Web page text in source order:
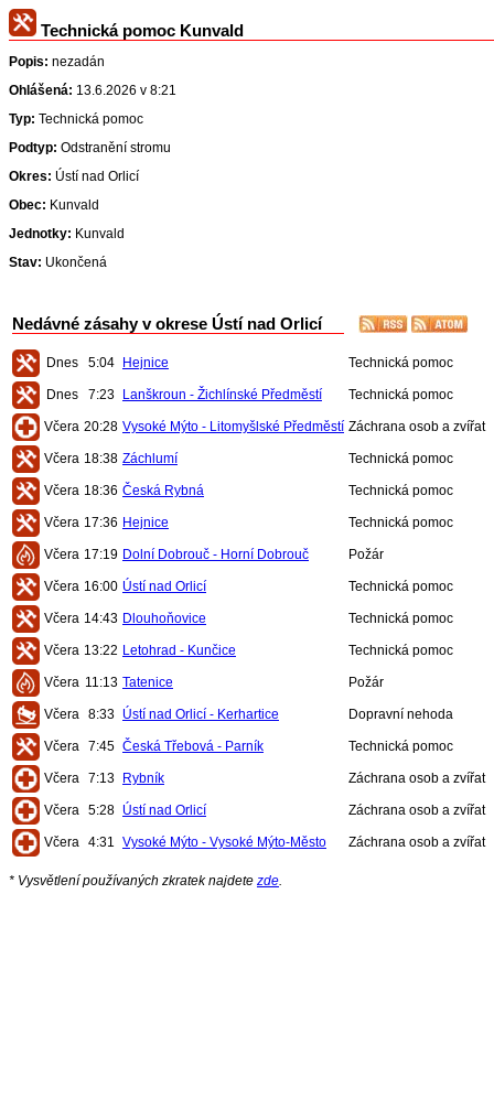
Technická pomoc Kunvald
Popis: nezadán
Ohlášená: 13.6.2026 v 8:21
Typ: Technická pomoc
Podtyp: Odstranění stromu
Okres: Ústí nad Orlicí
Obec: Kunvald
Jednotky: Kunvald
Stav: Ukončená
Nedávné zásahy v okrese Ústí nad Orlicí
Dnes 5:04 Hejnice Technická pomoc
Dnes 7:23 Lanškroun - Žichlínské Předměstí Technická pomoc
Včera 20:28 Vysoké Mýto - Litomyšlské Předměstí Záchrana osob a zvířat
Včera 18:38 Záchlumí Technická pomoc
Včera 18:36 Česká Rybná Technická pomoc
Včera 17:36 Hejnice Technická pomoc
Včera 17:19 Dolní Dobrouč - Horní Dobrouč Požár
Včera 16:00 Ústí nad Orlicí Technická pomoc
Včera 14:43 Dlouhoňovice Technická pomoc
Včera 13:22 Letohrad - Kunčice Technická pomoc
Včera 11:13 Tatenice Požár
Včera 8:33 Ústí nad Orlicí - Kerhartice Dopravní nehoda
Včera 7:45 Česká Třebová - Parník Technická pomoc
Včera 7:13 Rybník Záchrana osob a zvířat
Včera 5:28 Ústí nad Orlicí Záchrana osob a zvířat
Včera 4:31 Vysoké Mýto - Vysoké Mýto-Město Záchrana osob a zvířat
* Vysvětlení používaných zkratek najdete zde.